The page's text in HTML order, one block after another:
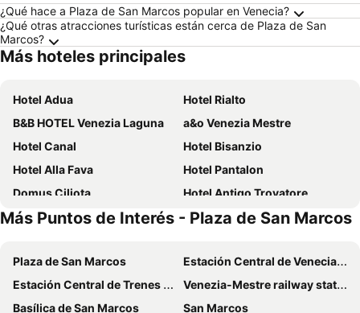
¿Qué hace a Plaza de San Marcos popular en Venecia?
¿Qué otras atracciones turísticas están cerca de Plaza de San
Marcos?
Más hoteles principales
Hotel Adua
Hotel Rialto
B&B HOTEL Venezia Laguna
a&o Venezia Mestre
Hotel Canal
Hotel Bisanzio
Hotel Alla Fava
Hotel Pantalon
Domus Ciliota
Hotel Antigo Trovatore
Hotel Carlton On The Grand Canal
Hotel Airone
Hotel Agli Artisti
Hotel Tiziano
Hotel Diana
Hotel Feel Inn Venice Airport
Hotel Castello
MEININGER Venezia Mestre
Más Puntos de Interés - Plaza de San Marcos
Plaza de San Marcos
Estación Central de Venecia Santa Lucía
Estación Central de Trenes de Bolonia
Venezia-Mestre railway station
Basílica de San Marcos
San Marcos